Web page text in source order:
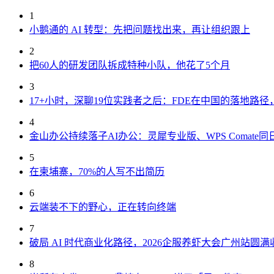
1
小鹅通的 AI 转型：先把问题找出来，再让组织跟上
2
把60人的研发团队拆成特种小队，他花了5个月
3
17+小时，深聊19位实践者之后：FDE在中国的落地路径
4
金山办公持续落子AI办公：灵犀专业版、WPS Comate同
5
在柬埔寨，70%的人写不出简历
6
云端装不下的野心，正在转向终端
7
破局 AI 时代商业化路径，2026企服养虾大会广州站圆满
8